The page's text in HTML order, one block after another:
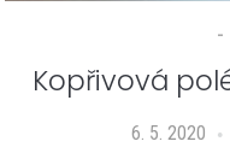
-
Kopřivová
6. 5. 2020